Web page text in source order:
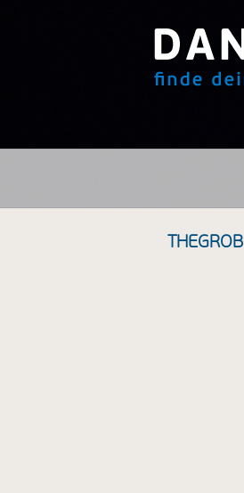
THEGROB